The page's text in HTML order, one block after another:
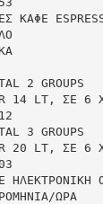
ΚΑΦΕ
2 GROUPS
14 LT, ΣΕ 6
3 GROUPS
20 LT, ΣΕ 6
ΗΛΕΚΤΡΟΝΙΚΗ
ΩΡΑ